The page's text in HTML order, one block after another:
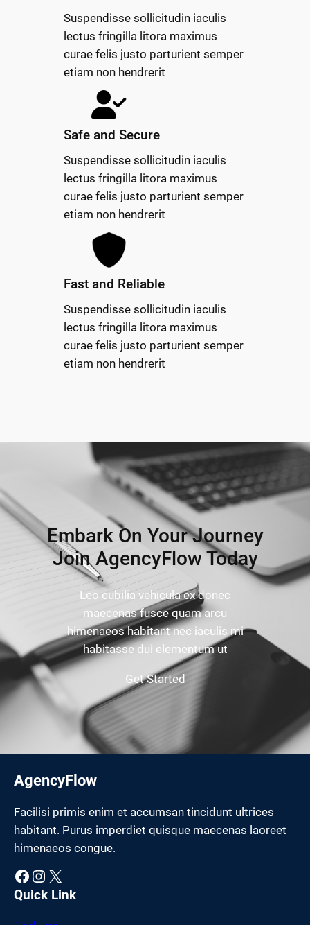
Suspendisse sollicitudin iaculis
lectus fringilla litora maximus
curae felis justo parturient semper
etiam non hendrerit
Safe and Secure
Suspendisse sollicitudin iaculis
lectus fringilla litora maximus
curae felis justo parturient semper
etiam non hendrerit
Fast and Reliable
Suspendisse sollicitudin iaculis
lectus fringilla litora maximus
curae felis justo parturient semper
etiam non hendrerit
Embark On Your Journey
Join AgencyFlow Today
Leo cubilia vehicula ex donec
maecenas fusce quam arcu
himenaeos habitant nec iaculis mi
habitasse dui elementum ut
Get Started
AgencyFlow
Facilisi primis enim et accumsan tincidunt ultrices
habitant. Purus imperdiet quisque maecenas laoreet
himenaeos congue.
Facebook Instagram X
Quick Link